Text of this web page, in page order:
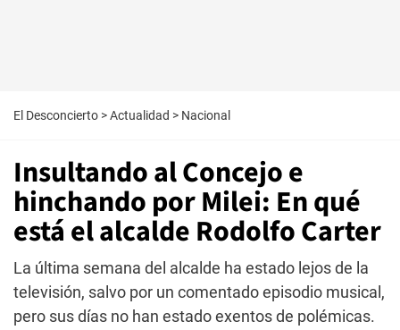
El Desconcierto >Actualidad > Nacional
Insultando al Concejo e
hinchando por Milei: En qué
está el alcalde Rodolfo Carter
La última semana del alcalde ha estado lejos de la
televisión, salvo por un comentado episodio musical,
pero sus días no han estado exentos de polémicas.